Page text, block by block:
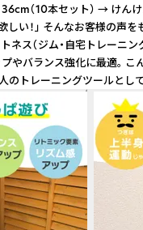
（10本セット）
そんなお客様の
（ジム・自宅
ンス強化に最
トレーニングツールとし